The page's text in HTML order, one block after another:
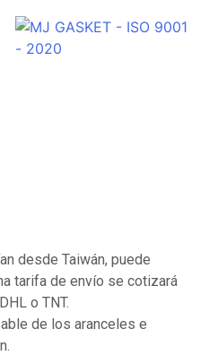
desde Taiwán, puede
tarifa de envío se cotizará
o TNT.
de los aranceles e